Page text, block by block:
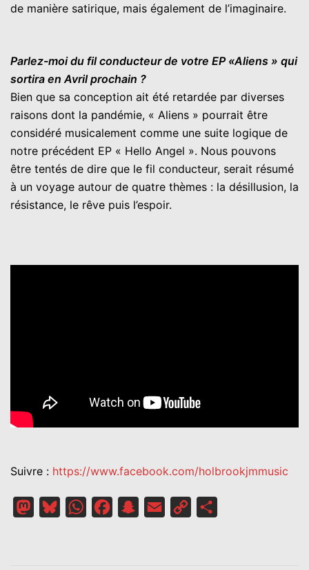
de manière satirique, mais également de l’imaginaire.
Parlez-moi du fil conducteur de votre EP «Aliens » qui
sortira en Avril prochain ?
Bien que sa conception ait été retardée par diverses
raisons dont la pandémie, « Aliens » pourrait être
considéré musicalement comme une suite logique de
notre précédent EP « Hello Angel ». Nous pouvons
être tentés de dire que le fil conducteur, serait résumé
à un voyage autour de quatre thèmes : la désillusion, la
résistance, le rêve puis l’espoir.
Suivre : https://www.facebook.com/holbrookjmmusic
MastodonBlueskyWhatsAppFacebookSnapchat
Email
Copy